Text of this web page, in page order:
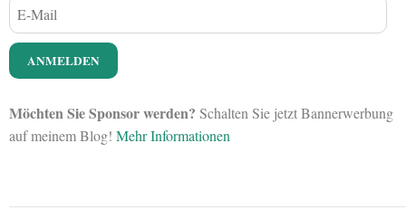
Möchten Sie Sponsor werden? Schalten Sie jetzt Bannerwerbung
auf meinem Blog! Mehr Informationen